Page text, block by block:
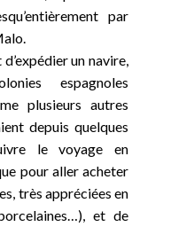
par
un navire,
espagnoles
plusieurs autres
depuis quelques
le voyage en
pour aller acheter
très appréciées en
et de